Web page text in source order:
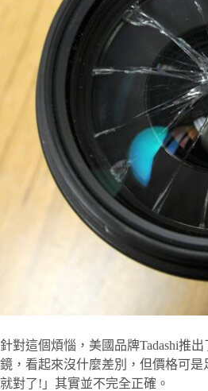
針對這個煩惱，美國品牌Tadashi推
鏡，看起來沒什麼差別，但價格可
就對了!」其實並不完全正確。